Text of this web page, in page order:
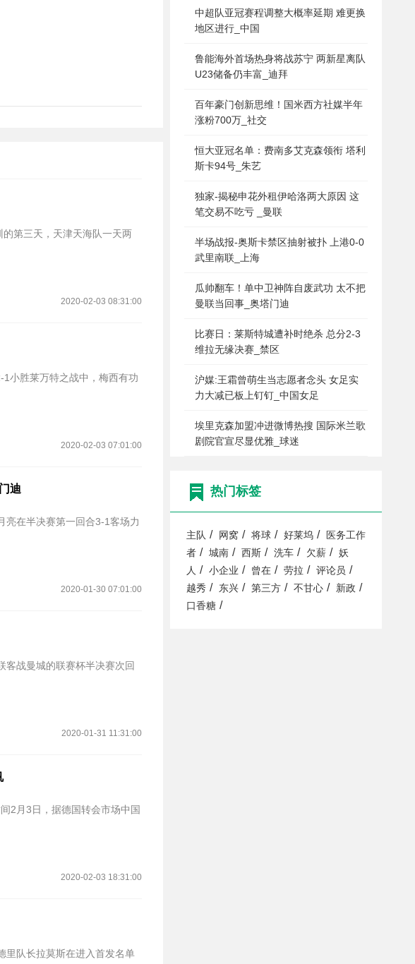
第三天，天津天海队一天两
2020-02-03 08:31:00
2020-02-03 07:01:00
迪
2020-01-30 07:01:00
2020-01-31 11:31:00
2020-02-03 18:31:00
中超队亚冠赛程调整大概率延期 难更换
地区进行_中国
鲁能海外首场热身将战苏宁 两新星离队
U23储备仍丰富_迪拜
百年豪门创新思维！国米西方社媒半年
涨粉700万_社交
恒大亚冠名单：费南多艾克森领衔 塔利
斯卡94号_朱艺
独家-揭秘申花外租伊哈洛两大原因 这
笔交易不吃亏 _曼联
半场战报-奥斯卡禁区抽射被扑 上港0-0
武里南联_上海
瓜帅翻车！单中卫神阵自废武功 太不把
曼联当回事_奥塔门迪
比赛日：莱斯特城遭补时绝杀 总分2-3
维拉无缘决赛_禁区
沪媒:王霜曾萌生当志愿者念头 女足实
力大减已板上钉钉_中国女足
埃里克森加盟冲进微博热搜 国际米兰歌
剧院官宣尽显优雅_球迷
热门标签
主队 / 网窝 / 将球 / 好莱坞 /
医务工作
者 / 城南 / 西斯 / 洗车 / 欠薪 /
妖
人 / 小企业 / 曾在 / 劳拉 / 评论员 /
越秀 / 东兴 / 第三方 / 不甘心 / 新政 /
口香糖 /